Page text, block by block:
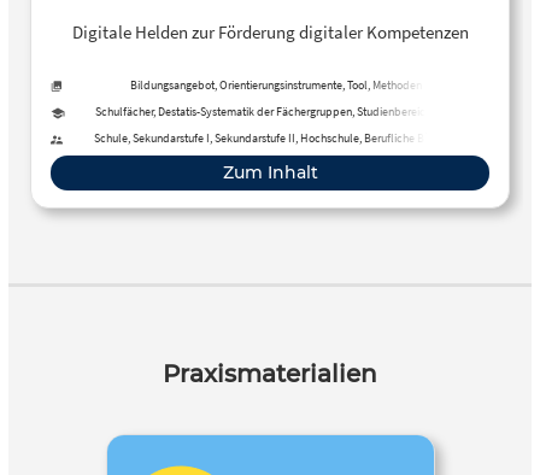
Digitale Helden zur Förderung digitaler Kompetenzen
Bildungsangebot, Orientierungsinstrumente, Tool, Methoden
Schulfächer, Destatis-Systematik der Fächergruppen, Studienbereiche und
Schule, Sekundarstufe I, Sekundarstufe II, Hochschule, Berufliche Bildung,
Fortbildung, Fernunterricht
Zum Inhalt
Praxismaterialien